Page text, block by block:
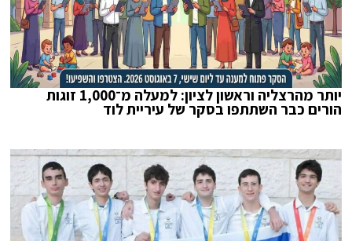
יותר מהרצליה וראשון לציון: למעלה מ־1,000 זוגות
הורים כבר השתתפו בסקר של עיריית לוד